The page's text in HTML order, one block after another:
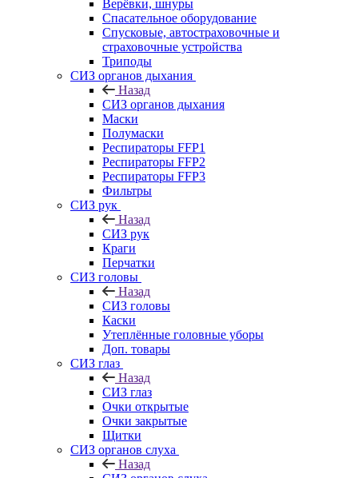
Верёвки, шнуры
Спасательное оборудование
Спусковые, автостраховочные и
страховочные устройства
Триподы
СИЗ органов дыхания
Назад
СИЗ органов дыхания
Маски
Полумаски
Респираторы FFP1
Респираторы FFP2
Респираторы FFP3
Фильтры
СИЗ рук
Назад
СИЗ рук
Краги
Перчатки
СИЗ головы
Назад
СИЗ головы
Каски
Утеплённые головные уборы
Доп. товары
СИЗ глаз
Назад
СИЗ глаз
Очки открытые
Очки закрытые
Щитки
СИЗ органов слуха
Назад